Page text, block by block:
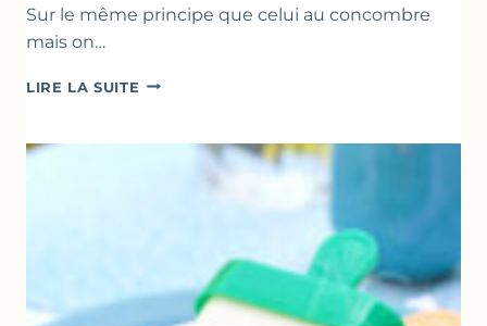
Sur le même principe que celui au concombre
mais on…
LIRE LA SUITE COMME
À
COURGETTE…